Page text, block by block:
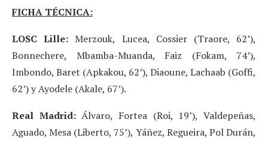
FICHA TÉCNICA:
LOSC Lille: Merzouk, Lucea, Cossier (Traore, 62’),
Bonnechere, Mbamba-Muanda, Faiz (Fokam, 74’),
Imbondo, Baret (Apkakou, 62’), Diaoune, Lachaab (Goffi,
62’) y Ayodele (Akale, 67’).
Real Madrid:Álvaro, Fortea (Roi, 19’), Valdepeñas,
Aguado, Mesa (Liberto, 75’), Yáñez, Regueira, Pol Durán,